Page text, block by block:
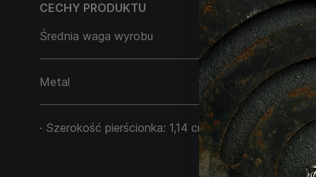
tylko piękna, ale również głębokiego symbolizmu i
CECHY PRODUKTU
Średnia waga wyrobu
11,95 g
Metal Srebro 925
· Szerokość pierścionka: 1,14 cm